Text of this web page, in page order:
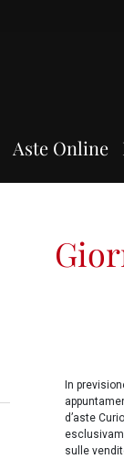
Aste Online
In
d’aste
sulle